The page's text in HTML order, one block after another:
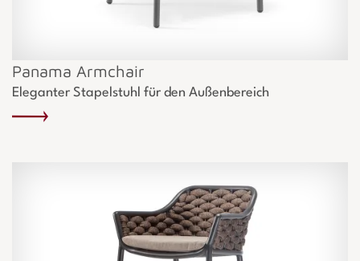
Panama Armchair
Eleganter Stapelstuhl für den Außenbereich